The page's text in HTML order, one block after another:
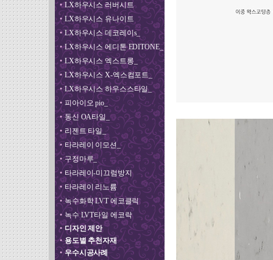
• LX하우시스 러버시트
• LX하우시스 유나이트
• LX하우시스 데코레이s_
• LX하우시스 에디톤 EDITONE_
• LX하우시스 엑스트롱_
• LX하우시스 X-엑스컴포트_
• LX하우시스 하우스스타일_
• 피아이오 pio_
• 동신 OA타일_
• 리젠트 타일_
• 타라레이 이모션_
• 구정마루_
• 타라레이-미끄럼방지
• 타라레이 리노륨
• 녹수화학 LVT 에코클릭
• 녹수 LVT타일 에코락
• 디자인 제안
• 용도별 추천자재
• 우수시공사례